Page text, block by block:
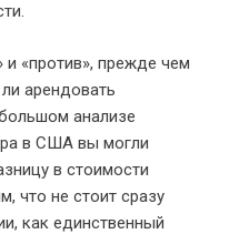
«против», прежде чем
арендовать
анализе
в США вы могли
в стоимости
что не стоит сразу
как единственный